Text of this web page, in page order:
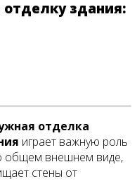
здания:
отделка
играет важную роль
общем внешнем виде,
стены от